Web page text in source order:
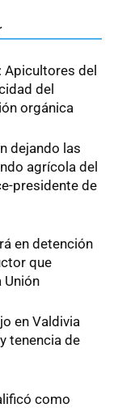
Apicultores del
del
orgánica
dejando las
agrícola del
presidente de
en detención
que
Unión
en Valdivia
tenencia de
como